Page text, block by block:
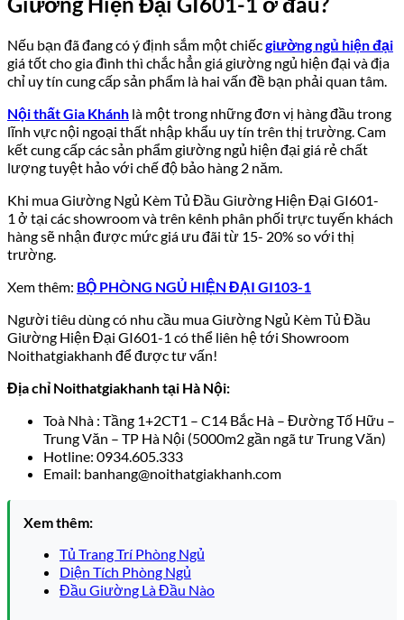
Nếu bạn đã đang có ý định sắm một chiếcgiường ngủ hiện đại
giá tốt cho gia đình thì chắc hẳn giá giường ngủ hiện đại và địa
chỉ uy tín cung cấp sản phẩm là hai vấn đề bạn phải quan tâm.
Nội thất Gia Khánh là một trong những đơn vị hàng đầu trong
lĩnh vực nội ngoại thất nhập khẩu uy tín trên thị trường. Cam
kết cung cấp các sản phẩm giường ngủ hiện đại giá rẻ chất
lượng tuyệt hảo với chế độ bảo hàng 2 năm.
Khi mua Giường Ngủ Kèm Tủ Đầu Giường Hiện Đại GI601-
1 ở tại các showroom và trên kênh phân phối trực tuyến khách
hàng sẽ nhận được mức giá ưu đãi từ 15- 20% so với thị
trường.
Xem thêm: BỘ PHÒNG NGỦ HIỆN ĐẠI GI103-1
Người tiêu dùng có nhu cầu mua Giường Ngủ Kèm Tủ Đầu
Giường Hiện Đại GI601-1 có thể liên hệ tới Showroom
Noithatgiakhanh để được tư vấn!
Địa chỉ Noithatgiakhanh tại Hà Nội:
Toà Nhà : Tầng 1+2CT1 – C14 Bắc Hà – Đường Tố Hữu –
Trung Văn – TP Hà Nội (5000m2 gần ngã tư Trung Văn)
Hotline: 0934.605.333
Email: banhang@noithatgiakhanh.com
Xem thêm:
Tủ Trang Trí Phòng Ngủ
Diện Tích Phòng Ngủ
Đầu Giường Là Đầu Nào